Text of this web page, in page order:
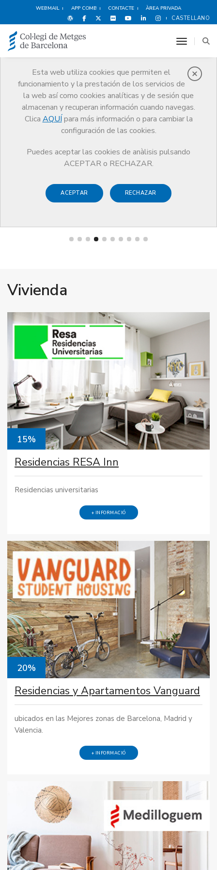
WEBMAIL APP COMB CONTACTE ÀREA PRIVADA
CASTELLANO
Esta web utiliza cookies que permiten el
funcionamiento y la prestación de los servicios de
la web así como cookies analíticas y de sesión que
almacenan y recuperan información cuando navegas.
Clica AQUÍ para más información o para cambiar la
configuración de las cookies.
Puedes aceptar las cookies de anàlisis pulsando
ACEPTAR o RECHAZAR.
ACEPTAR RECHAZAR
toggle
Avantatges i
descomptes
Serveis Altres serveis Avantatges i descomptes Vivienda
Espectáculos
Deportes y
Hoteles
Vivienda
15%
Residencias RESA Inn
Residencias universitarias
+ INFORMACIÓ
20%
Residencias y Apartamentos Vanguard
ubicados en las Mejores zonas de Barcelona, Madrid y
Valencia.
+ INFORMACIÓ